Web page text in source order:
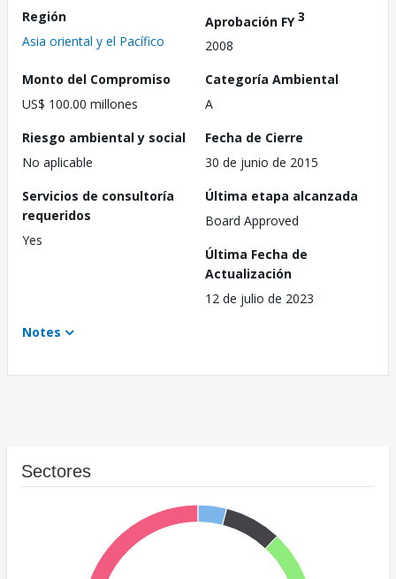
Región
Asia oriental y el Pacífico
Aprobación FY3
2008
Monto del Compromiso
US$ 100.00 millones
Categoría Ambiental
A
Riesgo ambiental y social
No aplicable
Fecha de Cierre
30 de junio de 2015
Servicios de consultoría
requeridos
Yes
Última etapa alcanzada
Board Approved
Última Fecha de
Actualización
12 de julio de 2023
Notes
Sectores